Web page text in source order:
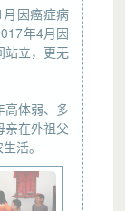
因癌症病
年4月因
站立，更无
高体弱、多
亲在外祖父
活。